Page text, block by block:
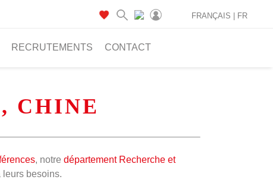
RECRUTEMENTS CONTACT
FRANÇAIS | FR
CHINE
, notre département Recherche et
besoins.